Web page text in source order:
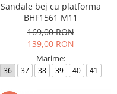
Sandale bej cu platforma
BHF1561 M11
169,00 RON
139,00 RON
Marime:
36 37 38 39 40 41